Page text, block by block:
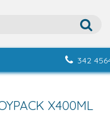
342
X400ML